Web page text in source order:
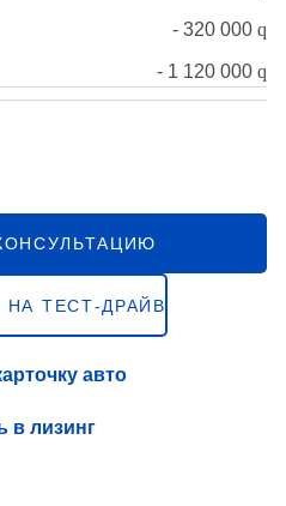
- 320 000 q
- 1 120 000 q
НА ТЕСТ-ДРАЙВ
авто
в лизинг